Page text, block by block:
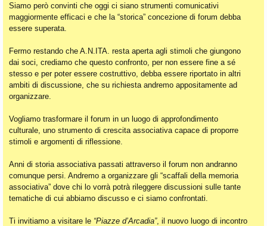
Siamo però convinti che oggi ci siano strumenti comunicativi
maggiormente efficaci e che la “storica” concezione di forum debba
essere superata.
Fermo restando che A.N.ITA. resta aperta agli stimoli che giungono
dai soci, crediamo che questo confronto, per non essere fine a sé
stesso e per poter essere costruttivo, debba essere riportato in altri
ambiti di discussione, che su richiesta andremo appositamente ad
organizzare.
Vogliamo trasformare il forum in un luogo di approfondimento
culturale, uno strumento di crescita associativa capace di proporre
stimoli e argomenti di riflessione.
Anni di storia associativa passati attraverso il forum non andranno
comunque persi. Andremo a organizzare gli “scaffali della memoria
associativa” dove chi lo vorrà potrà rileggere discussioni sulle tante
tematiche di cui abbiamo discusso e ci siamo confrontati.
Ti invitiamo a visitare le “Piazze d’Arcadia”, il nuovo luogo di incontro